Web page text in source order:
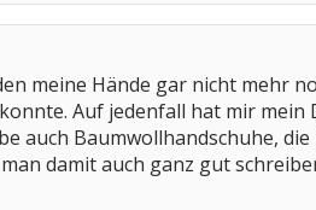
meine Hände gar nicht mehr
Auf jedenfall hat mir mein
auch Baumwollhandschuhe,
damit auch ganz gut